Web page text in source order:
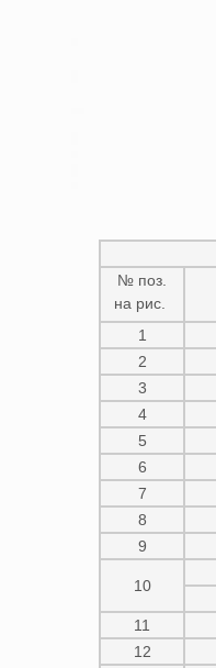
№ поз.
на рис.
1
2
3
4
5
6
7
8
9
10
11
12